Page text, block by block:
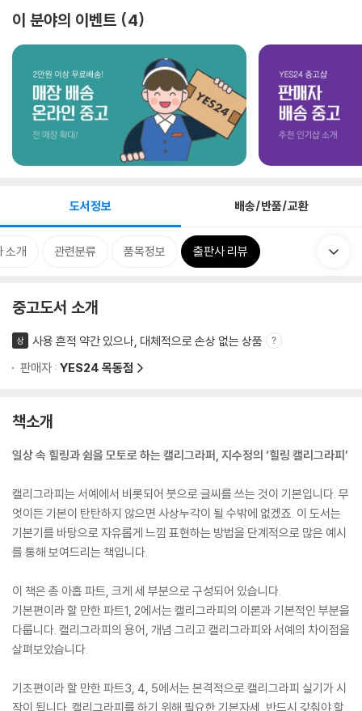
이 분야의 이벤트 4
도서정보 배송/반품/교환
소개 관련분류 품목정보 출판사 리뷰
중고도서 소개
상
사용 흔적 약간 있으나, 대체적으로 손상 없는 상품
판매자 : YES24 목동점
책소개
일상 속 힐링과 쉼을 모토로 하는 캘리그라퍼, 지수정의 ‘힐링 캘리그라피’
캘리그라피는 서예에서 비롯되어 붓으로 글씨를 쓰는 것이 기본입니다. 무
엇이든 기본이 탄탄하지 않으면 사상누각이 될 수밖에 없겠죠. 이 도서는
기본기를 바탕으로 자유롭게 느낌 표현하는 방법을 단계적으로 많은 예시
를 통해 보여드리는 책입니다.
이 책은 총 아홉 파트, 크게 세 부분으로 구성되어 있습니다.
기본편이라 할 만한 파트1, 2에서는 캘리그라피의 이론과 기본적인 부분을
다룹니다. 캘리그라피의 용어, 개념 그리고 캘리그라피와 서예의 차이점을
살펴보았습니다.
기초편이라 할 만한 파트3, 4, 5에서는 본격적으로 캘리그라피 실기가 시
작이 됩니다. 캘리그라피를 하기 위해 필요한 기본자세, 반드시 갖춰야 할